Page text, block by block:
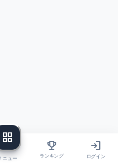
grid_view
ニュー
trophy
ランキング
login
ログイン